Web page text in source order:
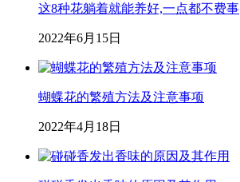
这8种花躺着就能养好,一点都不费事
2022年6月15日
蝴蝶花的繁殖方法及注意事项
2022年4月18日